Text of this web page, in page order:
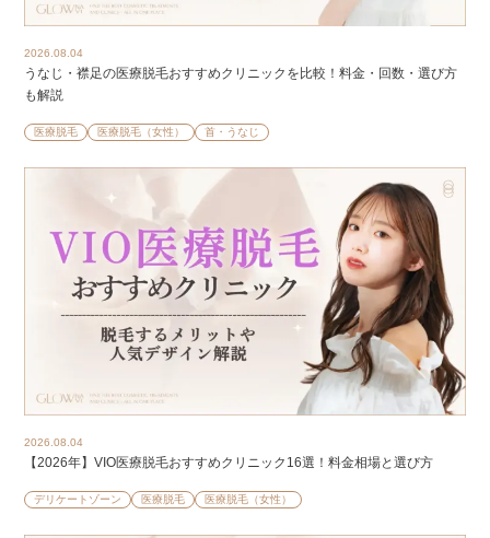
2026.08.04
うなじ・襟足の医療脱毛おすすめクリニックを比較！料金・回数・選び方
も解説
医療脱毛 医療脱毛（女性） 首・うなじ
2026.08.04
【2026年】VIO医療脱毛おすすめクリニック16選！料金相場と選び方
デリケートゾーン 医療脱毛 医療脱毛（女性）